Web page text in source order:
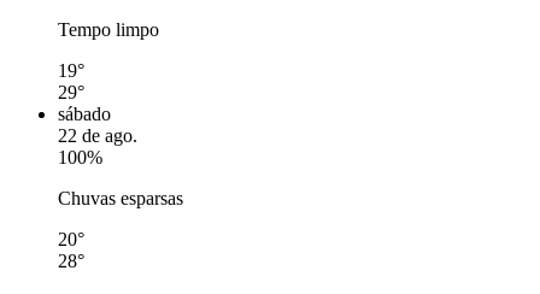
Tempo limpo
19°
29°
sábado
22 de ago.
100%
Chuvas esparsas
20°
28°